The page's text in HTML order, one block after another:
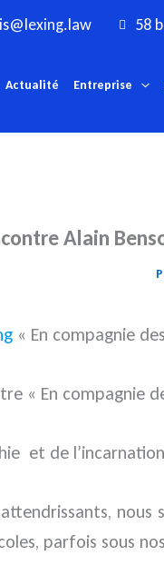
58
Actualité Entreprise
Alain
« En compagnie
« En compagnie
et de
parfois sous